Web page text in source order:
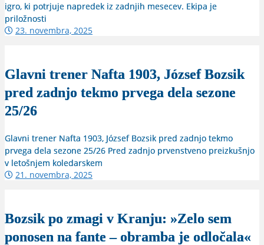
igro, ki potrjuje napredek iz zadnjih mesecev. Ekipa je
priložnosti
23. novembra, 2025
Glavni trener Nafta 1903, József Bozsik
pred zadnjo tekmo prvega dela sezone
25/26
Glavni trener Nafta 1903, József Bozsik pred zadnjo tekmo
prvega dela sezone 25/26 Pred zadnjo prvenstveno preizkušnjo
v letošnjem koledarskem
21. novembra, 2025
Bozsik po zmagi v Kranju: »Zelo sem
ponosen na fante – obramba je odločala«